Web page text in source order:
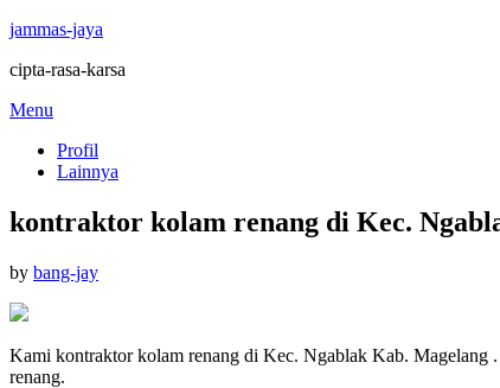
jammas-jaya
cipta-rasa-karsa
Skip
content
Menu
Profil
Lainnya
kontraktor kolam renang di Kec.
by bang-jayPosted
Kami kontraktor kolam renang di Kec. Ngablak Kab. Magelang
renang.